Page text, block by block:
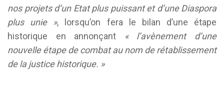
nos projets d’un Etat plus puissant et d’une Diaspora
plus unie », lorsqu’on fera le bilan d’une étape
historique en annonçant
« l’avènement d’une
nouvelle étape de combat au nom de rétablissement
de la justice historique. »